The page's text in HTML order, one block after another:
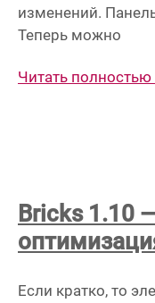
изменений.
Теперь можно
Читать полностью
Bricks 1.10
Если кратко, то